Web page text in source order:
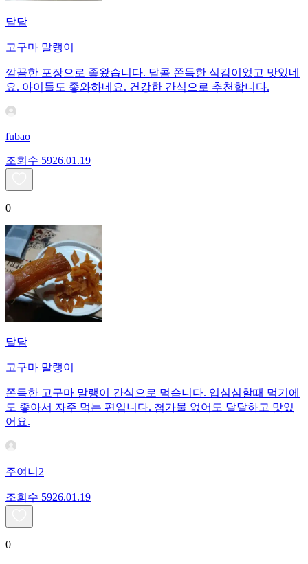
달담
고구마 말랭이
깔끔한 포장으로 좋왔습니다. 달콤 쫀득한 식감이었고 맛있네
요. 아이들도 좋와하네요. 건강한 간식으로 추천합니다.
fubao
조회수 5926.01.19
0
달담
고구마 말랭이
쫀득한 고구마 말랭이 간식으로 먹습니다. 입심심할때 먹기에
도 좋아서 자주 먹는 편입니다. 첨가물 없어도 달달하고 맛있
어요.
주여니2
조회수 5926.01.19
0